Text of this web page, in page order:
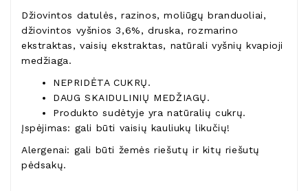
Džiovintos datulės, razinos, moliūgų branduoliai,
džiovintos vyšnios 3,6%, druska, rozmarino
ekstraktas, vaisių ekstraktas, natūrali vyšnių kvapioji
medžiaga.
NEPRIDĖTA CUKRŲ.
DAUG SKAIDULINIŲ MEDŽIAGŲ.
Produkto sudėtyje yra natūralių cukrų.
Įspėjimas: gali būti vaisių kauliukų likučių!
Alergenai: gali būti žemės riešutų ir kitų riešutų
pėdsakų.